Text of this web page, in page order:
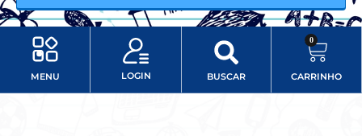
MENU LOGIN BUSCAR
0
CARRINHO